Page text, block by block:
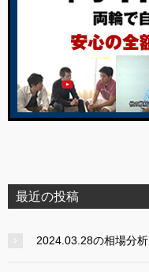
最近の投稿
2024.03.28の相場分析